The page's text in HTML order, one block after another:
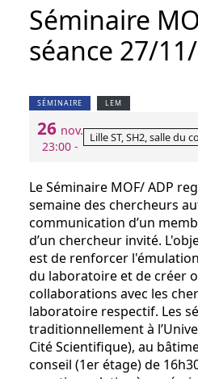
Séminaire
séance 27/
SÉMINAIRE LEM
26 nov.
23:00 -
Lille ST, SH2, salle du
Le Séminaire MOF/ ADP
semaine des chercheurs
communication d’un
d’un chercheur invité.
est de renforcer
du laboratoire et de créer
collaborations avec les
laboratoire respectif. Les
traditionnellement à
Cité Scientifique), au
conseil (1er étage) de